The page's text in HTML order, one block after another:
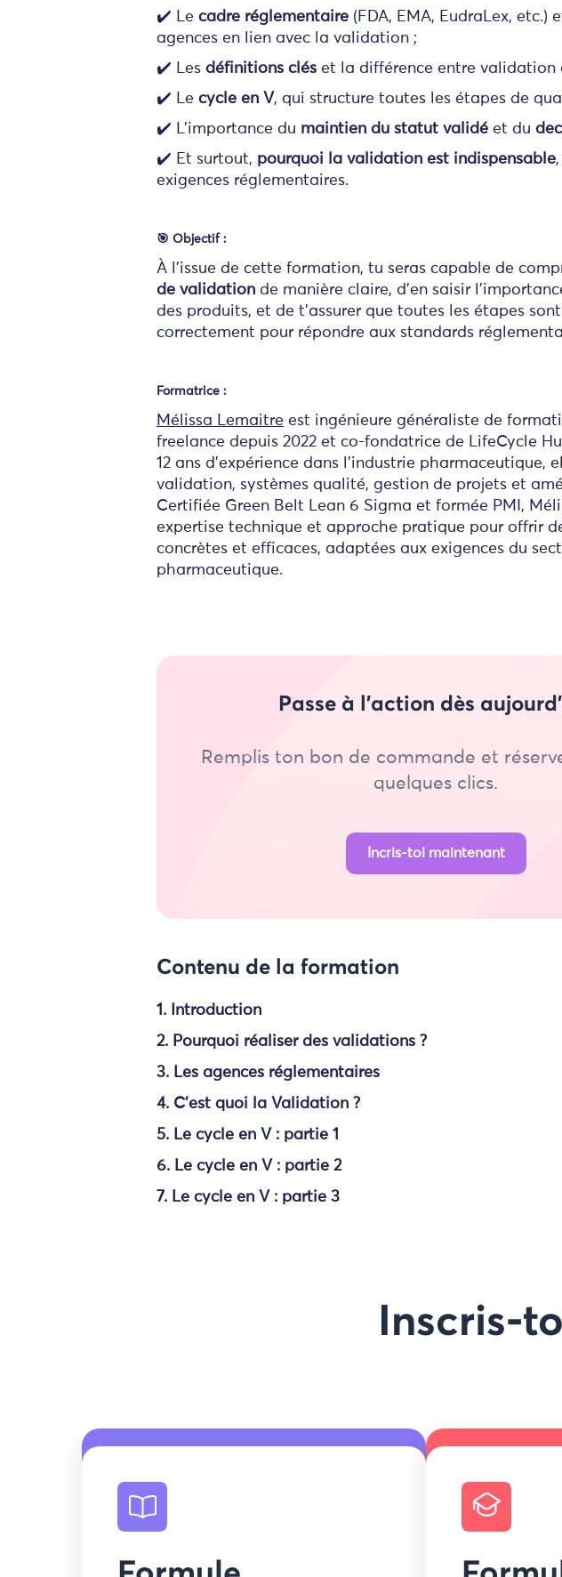
✔️ Le cadre réglementaire (FDA, EMA, EudraLex, etc.)
agences en lien avec la validation ;
✔️ Les définitions clés et la différence entre validation
✔️ Le cycle en V, qui structure toutes les étapes de
✔️ L'importance du maintien du statut validé et du
✔️ Et surtout, pourquoi la validation est indispensable
exigences réglementaires.
🎯 Objectif :
À l’issue de cette formation, tu seras capable de
de validation de manière claire, d'en saisir
des produits, et de t'assurer que toutes les étapes
correctement pour répondre aux standards
Formatrice :
Mélissa Lemaitre est ingénieure généraliste de
freelance depuis 2022 et co-fondatrice de LifeCycle
12 ans d'expérience dans l'industrie pharmaceutique,
validation, systèmes qualité, gestion de projets et
Certifiée Green Belt Lean 6 Sigma et formée PMI,
expertise technique et approche pratique pour offrir
concrètes et efficaces, adaptées aux exigences du
pharmaceutique.
Passe à l’action dès
Remplis ton bon de commande et
quelques clics.
Incris-toi maintenant
Contenu de la formation
1. Introduction
2. Pourquoi réaliser des validations ?
3. Les agences réglementaires
4. C'est quoi la Validation ?
5. Le cycle en V : partie 1
6. Le cycle en V : partie 2
7. Le cycle en V : partie 3
Inscris-